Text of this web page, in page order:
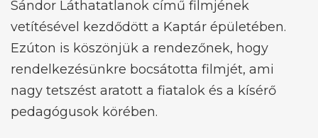
Sándor Láthatatlanok című filmjének
vetítésével kezdődött a Kaptár épületében.
Ezúton is köszönjük a rendezőnek, hogy
rendelkezésünkre bocsátotta filmjét, ami
nagy tetszést aratott a fiatalok és a kísérő
pedagógusok körében.